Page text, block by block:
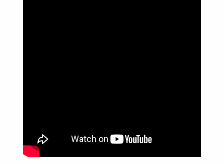
WhatsApp: (17) 99268-0565